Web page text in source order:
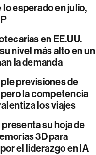
lo esperado en julio,
en EE.UU.
nivel más alto en un
la demanda
previsiones de
la competencia
los viajes
su hoja de
3D para
el liderazgo en IA